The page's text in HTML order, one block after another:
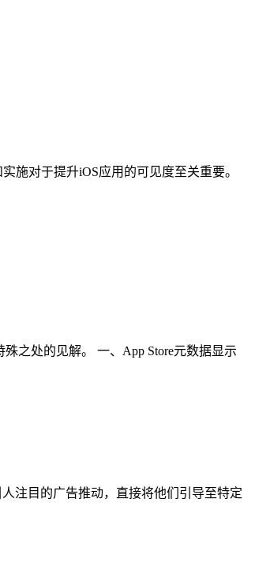
施对于提升iOS应用的可见度至关重要。
之处的见解。 一、App Store元数据显示
注目的广告推动，直接将他们引导至特定